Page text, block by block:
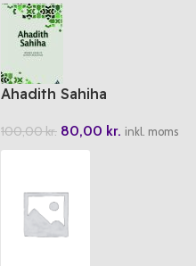
Ahadith Sahiha
100,00kr. 80,00 kr. inkl. moms